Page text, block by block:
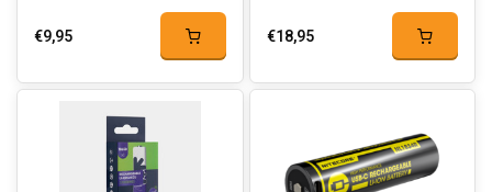
€9,95 €18,95